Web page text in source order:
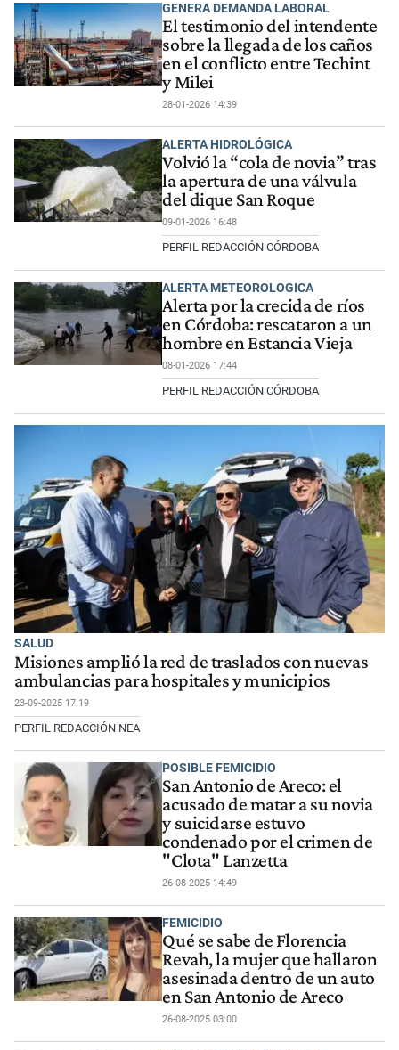
GENERA DEMANDA LABORAL
El testimonio del intendente
sobre la llegada de los caños
en el conflicto entre Techint
y Milei
28-01-2026 14:39
ALERTA HIDROLÓGICA
Volvió la “cola de novia” tras
la apertura de una válvula
del dique San Roque
09-01-2026 16:48
PERFIL REDACCIÓN CÓRDOBA
ALERTA METEOROLOGICA
Alerta por la crecida de ríos
en Córdoba: rescataron a un
hombre en Estancia Vieja
08-01-2026 17:44
PERFIL REDACCIÓN CÓRDOBA
SALUD
Misiones amplió la red de traslados con nuevas
ambulancias para hospitales y municipios
23-09-2025 17:19
PERFIL REDACCIÓN NEA
POSIBLE FEMICIDIO
San Antonio de Areco: el
acusado de matar a su novia
y suicidarse estuvo
condenado por el crimen de
"Clota" Lanzetta
26-08-2025 14:49
FEMICIDIO
Qué se sabe de Florencia
Revah, la mujer que hallaron
asesinada dentro de un auto
en San Antonio de Areco
26-08-2025 03:00